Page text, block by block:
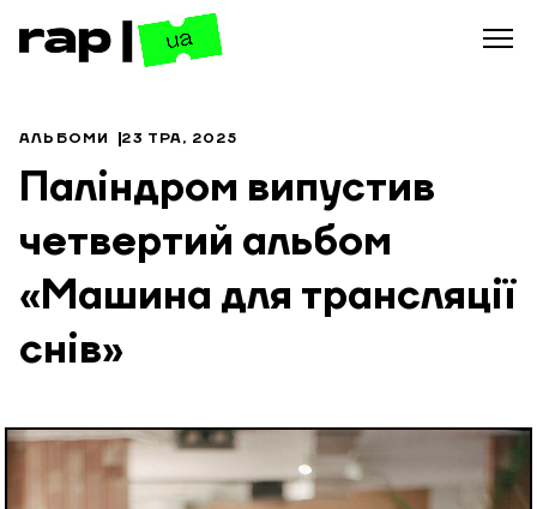
АЛЬБОМИ 23 ТРА, 2025
Паліндром випустив
четвертий альбом
«Машина для трансляції
снів»